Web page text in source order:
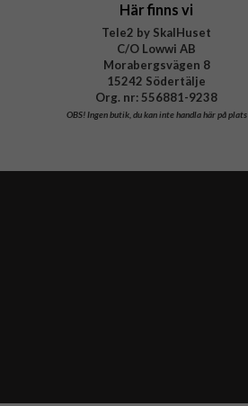
Här finns vi
Tele2 by SkalHuset
C/O Lowwi AB
Morabergsvägen 8
15242 Södertälje
Org. nr: 556881-9238
OBS!Ingen butik, du kan inte handla här på plats